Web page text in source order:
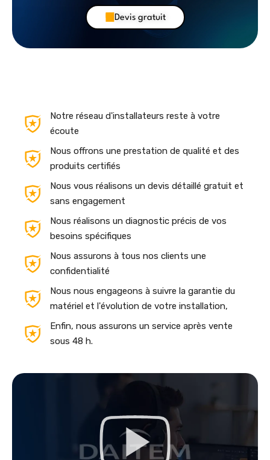
Devis gratuit
Notre réseau d'installateurs reste à votre
écoute
Nous offrons une prestation de qualité et des
produits certifiés
Nous vous réalisons un devis détaillé gratuit et
sans engagement
Nous réalisons un diagnostic précis de vos
besoins spécifiques
Nous assurons à tous nos clients une
confidentialité
Nous nous engageons à suivre la garantie du
matériel et l'évolution de votre installation,
Enfin, nous assurons un service après vente
sous 48 h.